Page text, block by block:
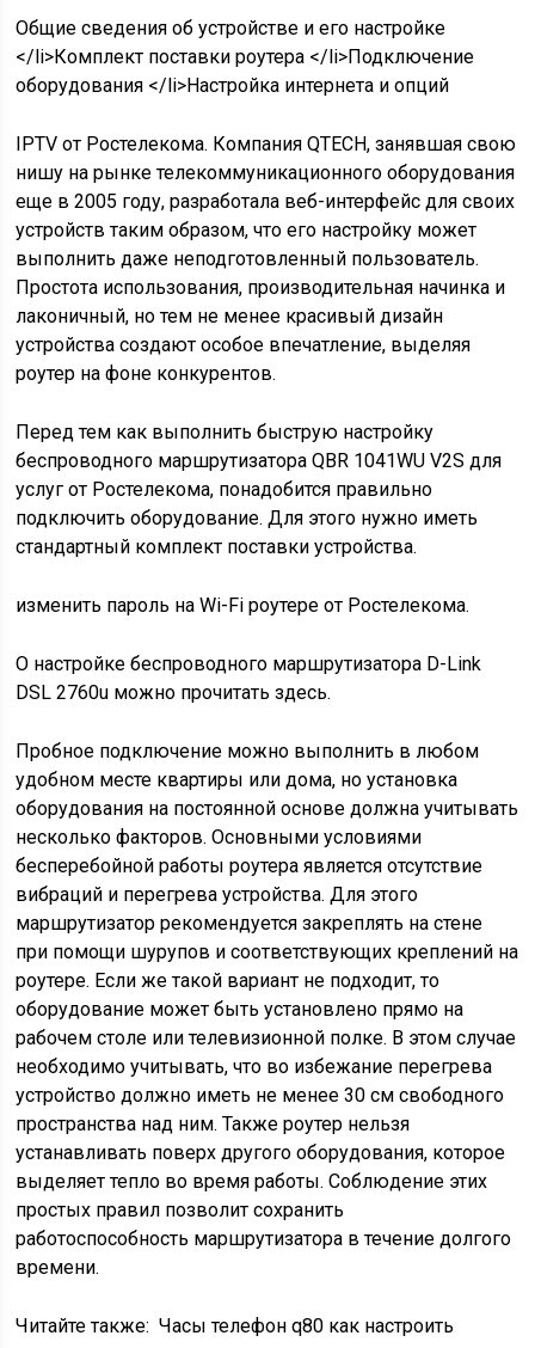
Общие сведения об устройстве и его настройке
</li>Комплект поставки роутера </li>Подключение
оборудования </li>Настройка интернета и опций
IPTV от Ростелекома. Компания QTECH, занявшая свою
нишу на рынке телекоммуникационного оборудования
еще в 2005 году, разработала веб-интерфейс для своих
устройств таким образом, что его настройку может
выполнить даже неподготовленный пользователь.
Простота использования, производительная начинка и
лаконичный, но тем не менее красивый дизайн
устройства создают особое впечатление, выделяя
роутер на фоне конкурентов.
Перед тем как выполнить быструю настройку
беспроводного маршрутизатора QBR 1041WU V2S для
услуг от Ростелекома, понадобится правильно
подключить оборудование. Для этого нужно иметь
стандартный комплект поставки устройства.
изменить пароль на Wi-Fi роутере от Ростелекома.
О настройке беспроводного маршрутизатора D-Link
DSL 2760u можно прочитать здесь.
Пробное подключение можно выполнить в любом
удобном месте квартиры или дома, но установка
оборудования на постоянной основе должна учитывать
несколько факторов. Основными условиями
бесперебойной работы роутера является отсутствие
вибраций и перегрева устройства. Для этого
маршрутизатор рекомендуется закреплять на стене
при помощи шурупов и соответствующих креплений на
роутере. Если же такой вариант не подходит, то
оборудование может быть установлено прямо на
рабочем столе или телевизионной полке. В этом случае
необходимо учитывать, что во избежание перегрева
устройство должно иметь не менее 30 см свободного
пространства над ним. Также роутер нельзя
устанавливать поверх другого оборудования, которое
выделяет тепло во время работы. Соблюдение этих
простых правил позволит сохранить
работоспособность маршрутизатора в течение долгого
времени.
Читайте также: Часы телефон q80 как настроить